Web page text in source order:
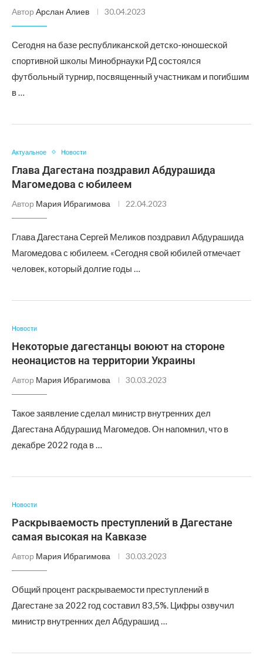
Автор Арслан Алиев 30.04.2023
Сегодня на базе республиканской детско-юношеской
спортивной школы Минобрнауки РД состоялся
футбольный турнир, посвященный участникам и погибшим
в …
Актуальное Новости
Глава Дагестана поздравил Абдурашида
Магомедова с юбилеем
Автор Мария Ибрагимова 22.04.2023
Глава Дагестана Сергей Меликов поздравил Абдурашида
Магомедова с юбилеем. «Сегодня свой юбилей отмечает
человек, который долгие годы …
Новости
Некоторые дагестанцы воюют на стороне
неонацистов на территории Украины
Автор Мария Ибрагимова 30.03.2023
Такое заявление сделал министр внутренних дел
Дагестана Абдурашид Магомедов. Он напомнил, что в
декабре 2022 года в …
Новости
Раскрываемость преступлений в Дагестане
самая высокая на Кавказе
Автор Мария Ибрагимова 30.03.2023
Общий процент раскрываемости преступлений в
Дагестане за 2022 год составил 83,5%. Цифры озвучил
министр внутренних дел Абдурашид …